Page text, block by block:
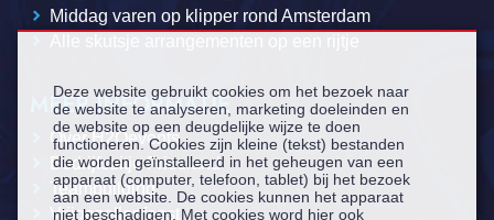
Middag varen op klipper rond Amsterdam
MEER INFORMATIE
Over H2Oevents
Bedrijfsuitje Friesland
Teambuilding
Vrijgezellenfeest
Deze website gebruikt cookies om het bezoek naar
de website te analyseren, marketing doeleinden en
de website op een deugdelijke wijze te doen
functioneren. Cookies zijn kleine (tekst) bestanden
die worden geïnstalleerd in het geheugen van een
apparaat (computer, telefoon, tablet) bij het bezoek
aan een website. De cookies kunnen het apparaat
niet beschadigen. Met cookies word hier ook